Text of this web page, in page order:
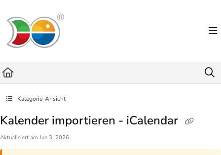
Fetch the complete documentation index at:
Use this file to discover all available pages before exploring further.
Kategorie-Ansicht
Kalender importieren - iCalendar
Aktualisiert am Jun 3, 2026